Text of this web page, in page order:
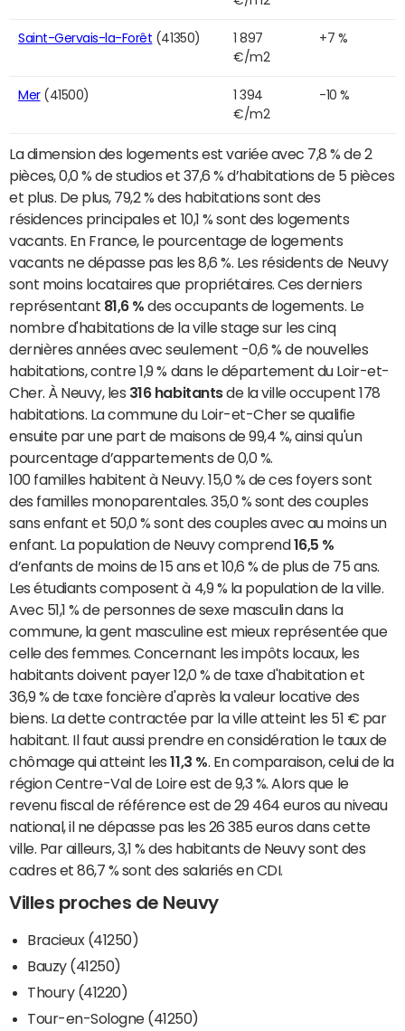
Saint-Gervais-la-Forêt (41350)
1 897
€/m2
+7 %
Mer(41500)
1 394
€/m2
-10 %
La dimension des logements est variée avec 7,8 % de 2
pièces, 0,0 % de studios et 37,6 % d’habitations de 5 pièces
et plus. De plus, 79,2 % des habitations sont des
résidences principales et 10,1 % sont des logements
vacants. En France, le pourcentage de logements
vacants ne dépasse pas les 8,6 %. Les résidents de Neuvy
sont moins locataires que propriétaires. Ces derniers
représentant 81,6 % des occupants de logements. Le
nombre d'habitations de la ville stage sur les cinq
dernières années avec seulement -0,6 % de nouvelles
habitations, contre 1,9 % dans le département du Loir-et-
Cher. À Neuvy, les 316 habitantsde la ville occupent 178
habitations. La commune du Loir-et-Cher se qualifie
ensuite par une part de maisons de 99,4 %, ainsi qu'un
pourcentage d’appartements de 0,0 %.
100 familles habitent à Neuvy. 15,0 % de ces foyers sont
des familles monoparentales. 35,0 % sont des couples
sans enfant et 50,0 % sont des couples avec au moins un
enfant. La population de Neuvy comprend 16,5 %
d’enfants de moins de 15 ans et 10,6 % de plus de 75 ans.
Les étudiants composent à 4,9 % la population de la ville.
Avec 51,1 % de personnes de sexe masculin dans la
commune, la gent masculine est mieux représentée que
celle des femmes. Concernant les impôts locaux, les
habitants doivent payer 12,0 % de taxe d'habitation et
36,9 % de taxe foncière d'après la valeur locative des
biens. La dette contractée par la ville atteint les 51 € par
habitant. Il faut aussi prendre en considération le taux de
chômage qui atteint les11,3 % . En comparaison, celui de la
région Centre-Val de Loire est de 9,3 %. Alors que le
revenu fiscal de référence est de 29 464 euros au niveau
national, il ne dépasse pas les 26 385 euros dans cette
ville. Par ailleurs, 3,1 % des habitants de Neuvy sont des
cadres et 86,7 % sont des salariés en CDI.
Villes proches de Neuvy
Bracieux (41250)
Bauzy (41250)
Thoury (41220)
Tour-en-Sologne (41250)